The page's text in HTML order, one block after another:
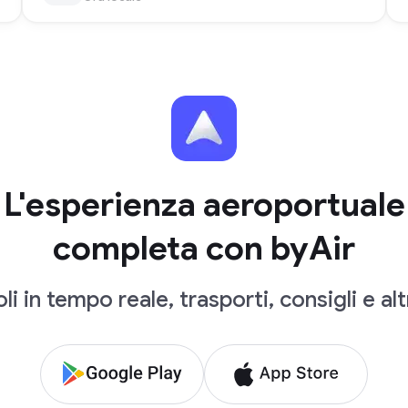
L'esperienza aeroportuale
completa con byAir
in tempo reale, trasporti, consigli e